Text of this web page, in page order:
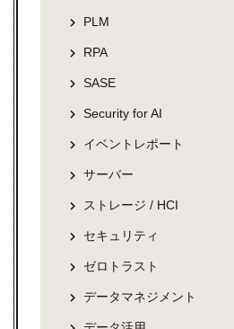
PLM
RPA
SASE
Security for AI
イベントレポート
サーバー
ストレージ / HCI
セキュリティ
ゼロトラスト
データマネジメント